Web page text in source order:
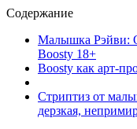
Содержание
Малышка Рэйви:
Boosty 18+
Boosty как арт-
Стриптиз от
дерзкая,